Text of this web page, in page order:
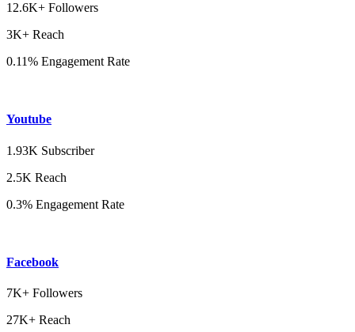
12.6K+ Followers
3K+ Reach
0.11% Engagement Rate
Youtube
1.93K Subscriber
2.5K Reach
0.3% Engagement Rate
Facebook
7K+ Followers
27K+ Reach